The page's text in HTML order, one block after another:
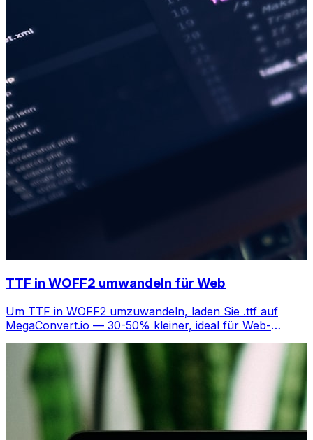
TTF in WOFF2 umwandeln für Web
Um TTF in WOFF2 umzuwandeln, laden Sie .ttf auf
MegaConvert.io — 30-50% kleiner, ideal für Web-